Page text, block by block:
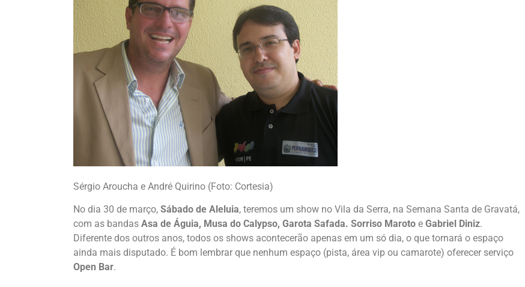
Sérgio Aroucha e André Quirino (Foto: Cortesia)
No dia 30 de março, Sábado de Aleluia, teremos um show no Vila da Serra, na Semana Santa de Gravatá,
com as bandas Asa de Águia, Musa do Calypso, Garota Safada. Sorriso Maroto e Gabriel Diniz.
Diferente dos outros anos, todos os shows acontecerão apenas em um só dia, o que tornará o espaço
ainda mais disputado. É bom lembrar que nenhum espaço (pista, área vip ou camarote) oferecer serviço
Open Bar.